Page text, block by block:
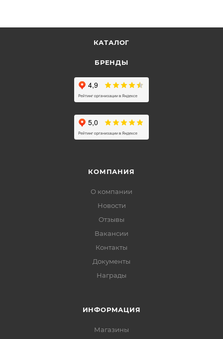
КАТАЛОГ
БРЕНДЫ
КОМПАНИЯ
О компании
Новости
Отзывы
Вакансии
Контакты
Документы
Награды
ИНФОРМАЦИЯ
Магазины